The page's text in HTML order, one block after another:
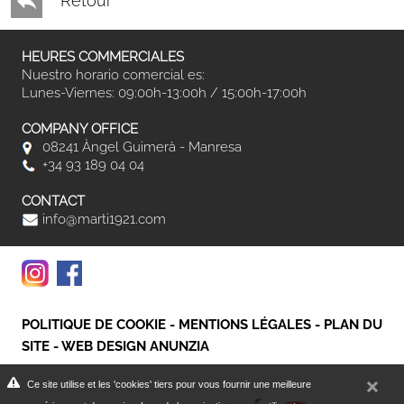
Ce site utilise et les 'cookies' tiers pour vous fournir une meilleure
HEURES COMMERCIALES
Nuestro horario comercial es:
Lunes-Viernes: 09:00h-13:00h / 15:00h-17:00h
COMPANY OFFICE
08241 Àngel Guimerà - Manresa
+34 93 189 04 04
CONTACT
info@marti1921.com
POLITIQUE DE COOKIE - MENTIONS LÉGALES - PLAN DU
SITE -WEB DESIGN ANUNZIA